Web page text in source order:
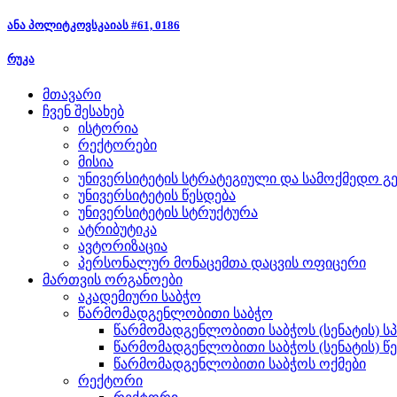
ანა პოლიტკოვსკაიას #61, 0186
რუკა
მთავარი
ჩვენ შესახებ
ისტორია
რექტორები
მისია
უნივერსიტეტის სტრატეგიული და სამოქმედო
უნივერსიტეტის წესდება
უნივერსიტეტის სტრუქტურა
ატრიბუტიკა
ავტორიზაცია
პერსონალურ მონაცემთა დაცვის ოფიცერი
მართვის ორგანოები
აკადემიური საბჭო
წარმომადგენლობითი საბჭო
წარმომადგენლობითი საბჭოს (სენატის)
წარმომადგენლობითი საბჭოს (სენატის)
წარმომადგენლობითი საბჭოს ოქმები
რექტორი